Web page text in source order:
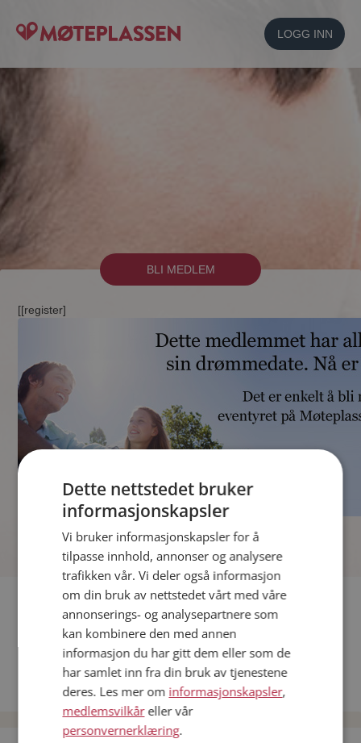
LOGG INN
BLI MEDLEM
[[register]
Fler single
Date menn i Norge
Date kvinner i Norge
Dette nettstedet bruker
informasjonskapsler
Vi bruker informasjonskapsler for å
tilpasse innhold, annonser og analysere
trafikken vår. Vi deler også informasjon
om din bruk av nettstedet vårt med våre
annonserings- og analysepartnere som
kan kombinere den med annen
informasjon du har gitt dem eller som de
har samlet inn fra din bruk av tjenestene
deres. Les mer om informasjonskapsler,
medlemsvilkåreller vår
personvernerklæring.